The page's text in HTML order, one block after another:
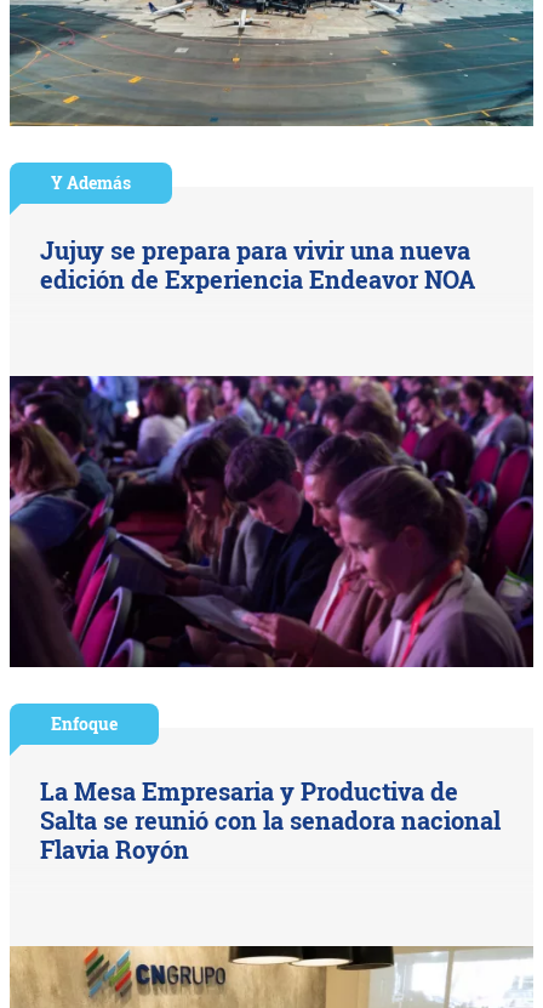
Y Además
Jujuy se prepara para vivir una nueva
edición de Experiencia Endeavor NOA
Enfoque
La Mesa Empresaria y Productiva de
Salta se reunió con la senadora nacional
Flavia Royón